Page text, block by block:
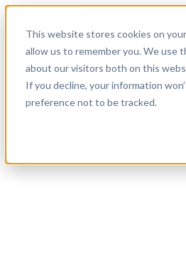
This website stores cookies on
allow us to remember you. We use
about our visitors both on this
If you decline, your information
preference not to be tracked.
Suporte
Empresa
Comece agora